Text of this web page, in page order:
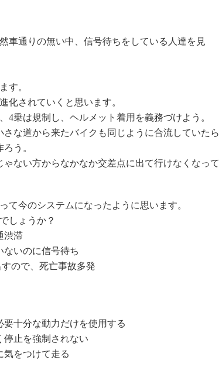
車通りの無い中、信号待ちをしている人達を見
す。
化されていくと思います。
4乗は規制し、ヘルメット着用を義務づけよう。
な道から来たバイクも同じように合流していたら
う。
ない方からなかなか交差点に出て行けなくなって
て今のシステムになったように思います。
しょうか？
渋滞
ないのに信号待ち
ので、死亡事故多発
要十分な動力だけを使用する
停止を強制されない
気をつけて走る